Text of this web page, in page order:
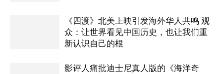
《四渡》北美上映引发海外华人共鸣 观
众：让世界看见中国历史，也让我们重
新认识自己的根
影评人痛批迪士尼真人版的《海洋奇